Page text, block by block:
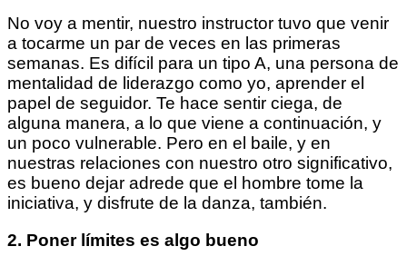
No voy a mentir, nuestro instructor tuvo que venir
a tocarme un par de veces en las primeras
semanas. Es difícil para un tipo A, una persona de
mentalidad de liderazgo como yo, aprender el
papel de seguidor. Te hace sentir ciega, de
alguna manera, a lo que viene a continuación, y
un poco vulnerable. Pero en el baile, y en
nuestras relaciones con nuestro otro significativo,
es bueno dejar adrede que el hombre tome la
iniciativa, y disfrute de la danza, también.
2. Poner límites es algo bueno